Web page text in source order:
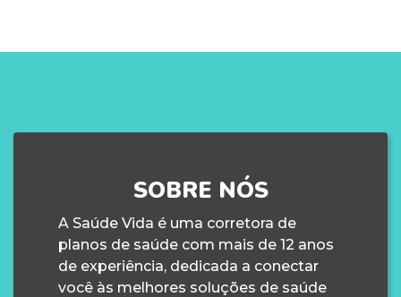
SOBRE NÓS
A Saúde Vida é uma corretora de
planos de saúde com mais de 12 anos
de experiência, dedicada a conectar
você às melhores soluções de saúde